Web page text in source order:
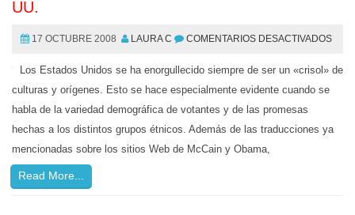
UU.
17 OCTUBRE 2008 LAURA C COMENTARIOS DESACTIVADOS
Los Estados Unidos se ha enorgullecido siempre de ser un «crisol» de
culturas y orígenes. Esto se hace especialmente evidente cuando se
habla de la variedad demográfica de votantes y de las promesas
hechas a los distintos grupos étnicos. Además de las traducciones ya
mencionadas sobre los sitios Web de McCain y Obama,
Read More...